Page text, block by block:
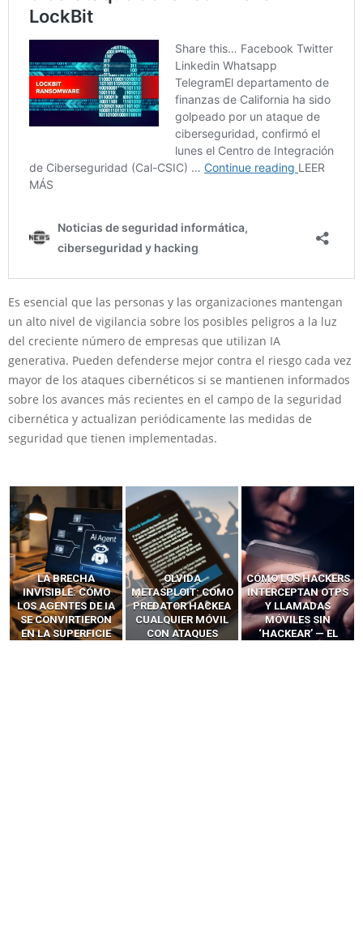
Es esencial que las personas y las organizaciones mantengan
un alto nivel de vigilancia sobre los posibles peligros a la luz
del creciente número de empresas que utilizan IA
generativa. Pueden defenderse mejor contra el riesgo cada vez
mayor de los ataques cibernéticos si se mantienen informados
sobre los avances más recientes en el campo de la seguridad
cibernética y actualizan periódicamente las medidas de
seguridad que tienen implementadas.
LA BRECHA
INVISIBLE: CÓMO
LOS AGENTES DE IA
SE CONVIRTIERON
EN LA SUPERFICIE
OLVIDA
METASPLOIT: CÓMO
PREDATOR HACKEA
CUALQUIER MÓVIL
CON ATAQUES
CÓMO LOS HACKERS
INTERCEPTAN OTPS
Y LLAMADAS
MÓVILES SIN
‘HACKEAR’ — EL